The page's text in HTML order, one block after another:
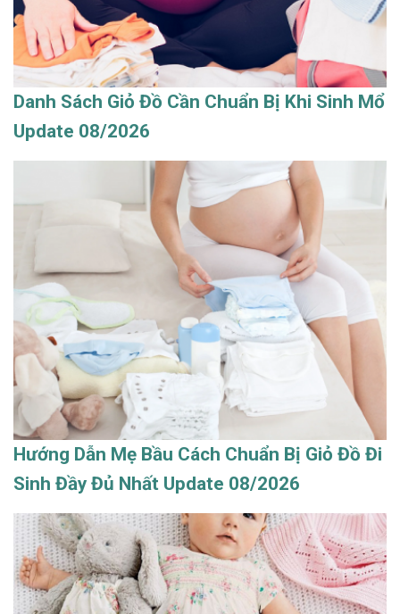
Danh Sách Giỏ Đồ Cần Chuẩn Bị Khi Sinh Mổ
Update 08/2026
Hướng Dẫn Mẹ Bầu Cách Chuẩn Bị Giỏ Đồ Đi
Sinh Đầy Đủ Nhất Update 08/2026